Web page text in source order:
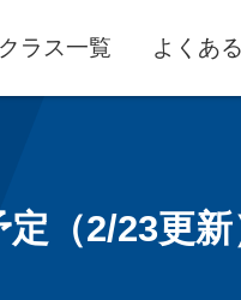
クラス一覧 よくあ
定（2/23更